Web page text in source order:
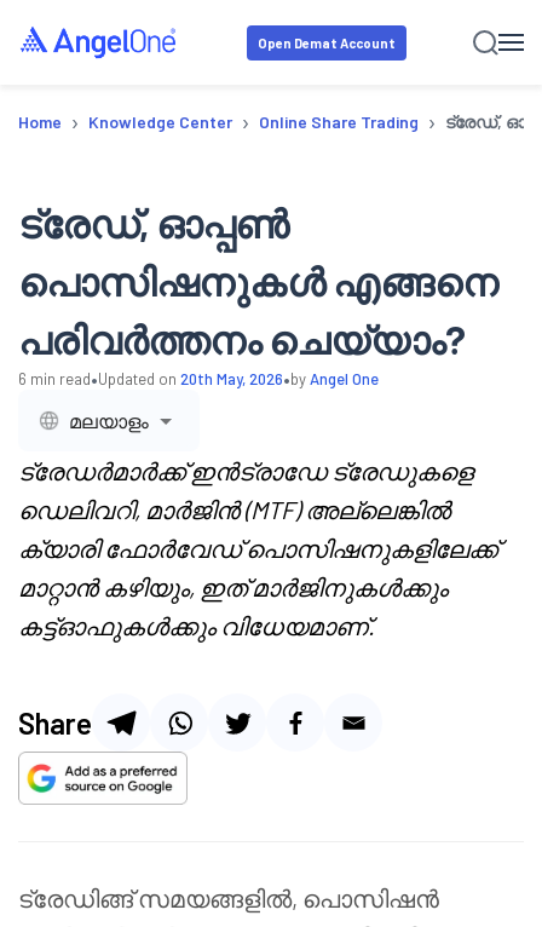
Open Demat Account
Home › Knowledge Center › Online Share Trading › ട്രേഡ്,
ട്രേഡ്, ഓപ്പൺ
പൊസിഷനുകൾ എങ്ങനെ
പരിവർത്തനം ചെയ്യാം?
6 min read•Updated on 20th May, 2026•byAngel One
മലയാളം
ട്രേഡര്‍മാര്‍ക്ക് ഇന്‍ട്രാഡേ ട്രേഡുകളെ
ഡെലിവറി, മാര്‍ജിന്‍ (MTF) അല്ലെങ്കില്‍
ക്യാരി ഫോര്‍വേഡ് പൊസിഷനുകളിലേക്ക്
മാറ്റാന്‍ കഴിയും, ഇത് മാര്‍ജിനുകള്‍ക്കും
കട്ട്ഓഫുകള്‍ക്കും വിധേയമാണ്.
Share
ട്രേഡിങ്ങ് സമയങ്ങളിൽ, പൊസിഷൻ